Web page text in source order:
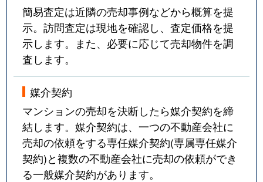
簡易査定は近隣の売却事例などから概算を提
示。訪問査定は現地を確認し、査定価格を提
示します。また、必要に応じて売却物件を調
査します。
媒介契約
マンションの売却を決断したら媒介契約を締
結します。媒介契約は、一つの不動産会社に
売却の依頼をする専任媒介契約(専属専任媒介
契約)と複数の不動産会社に売却の依頼ができ
る一般媒介契約があります。